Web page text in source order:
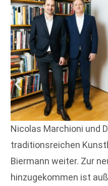
Nicolas Marchioni und
traditionsreichen
Biermann weiter. Zur
hinzugekommen ist